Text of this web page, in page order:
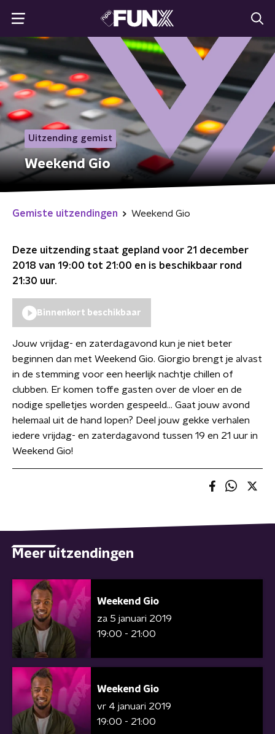
Uitzending gemist
Weekend Gio
Gemiste uitzendingen Weekend Gio
Deze uitzending staat gepland voor 21 december
2018 van 19:00 tot 21:00 en is beschikbaar rond
21:30 uur.
Binnenkort beschikbaar
Jouw vrijdag- en zaterdagavond kun je niet beter
beginnen dan met Weekend Gio. Giorgio brengt je alvast
in de stemming voor een heerlijk nachtje chillen of
clubben. Er komen toffe gasten over de vloer en de
nodige spelletjes worden gespeeld… Gaat jouw avond
helemaal uit de hand lopen? Deel jouw gekke verhalen
iedere vrijdag- en zaterdagavond tussen 19 en 21 uur in
Weekend Gio!
Meer uitzendingen
Weekend Gio
za 5 januari 2019
19:00 - 21:00
Weekend Gio
vr 4 januari 2019
19:00 - 21:00